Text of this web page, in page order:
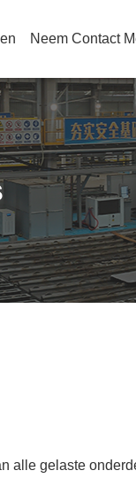
Neem Contact
alle gelaste